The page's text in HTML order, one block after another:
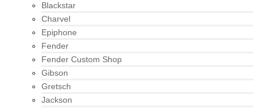
Blackstar
Charvel
Epiphone
Fender
Fender Custom Shop
Gibson
Gretsch
Jackson